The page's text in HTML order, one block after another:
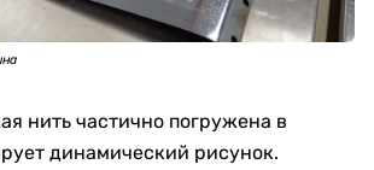
нить частично погружена в
динамический рисунок.